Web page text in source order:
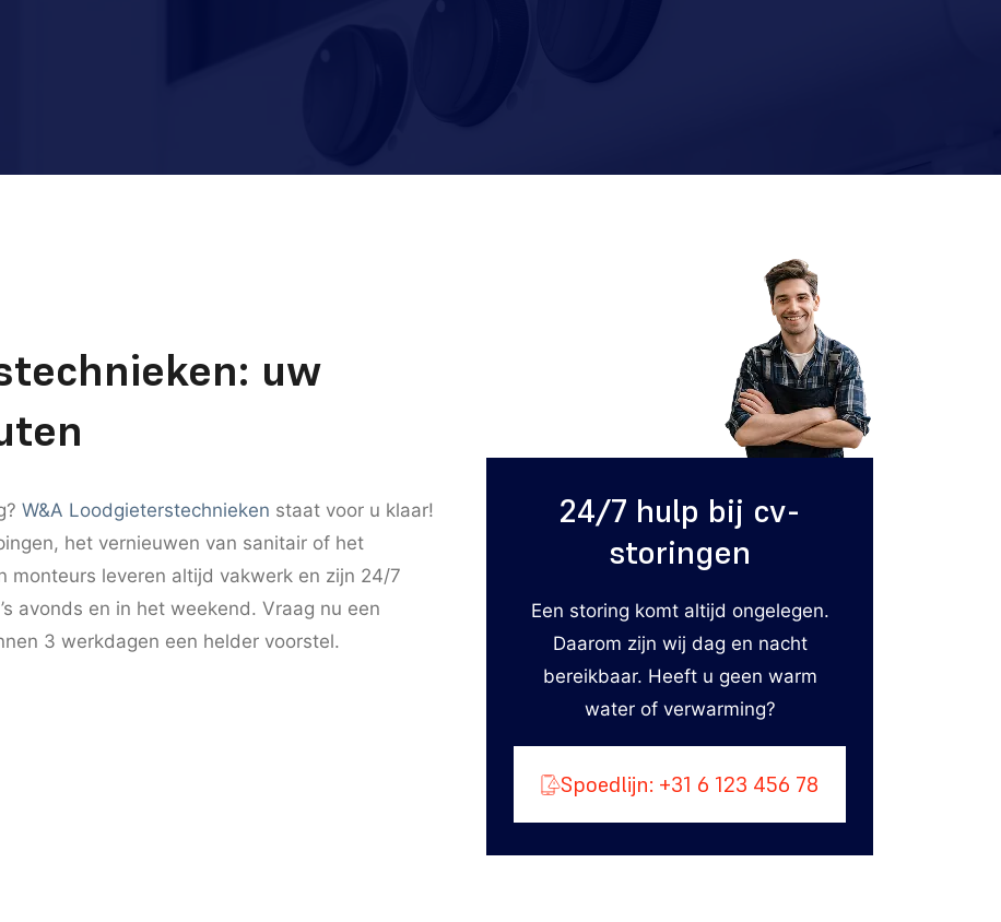
uw
W&A Loodgieterstechnieken staat voor u klaar!
het vernieuwen van sanitair of het
monteurs leveren altijd vakwerk en zijn 24/7
avonds en in het weekend. Vraag nu een
3 werkdagen een helder voorstel.
24/7 hulp bij cv-
storingen
Een storing komt altijd ongelegen.
Daarom zijn wij dag en nacht
bereikbaar. Heeft u geen warm
water of verwarming?
Spoedlijn: +31 6 123 456 78